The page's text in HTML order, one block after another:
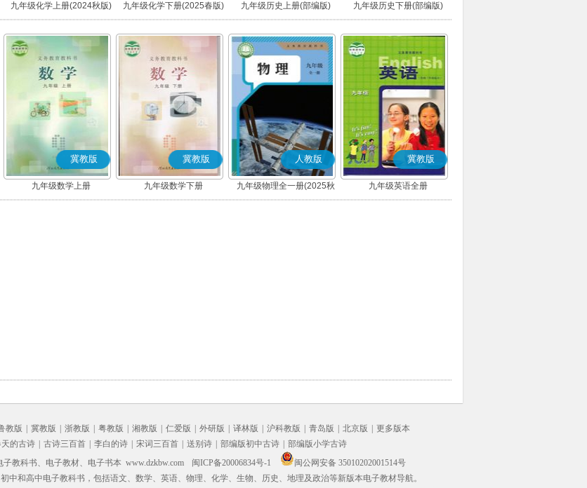
九年级化学上册(2024秋版) 九年级化学下册(2025春版) 九年级历史上册(部编版) 九年级历史下册(部编版)
冀教版
九年级数学上册
冀教版
九年级数学下册
人教版
九年级物理全一册(2025秋
版)
冀教版
九年级英语全册
教版 冀教版 浙教版 粤教版 湘教版 仁爱版 外研版 译林版 沪科教版 青岛版 北京版
更多版本
的古诗 古诗三百首 李白的诗 宋词三百首 送别诗 部编版初中古诗
部编版小学古诗
教科书、电子教材、电子书本 www.dzkbw.com 闽ICP备20006834号-1
闽公网安备 35010202001514号
中和高中电子教科书，包括语文、数学、英语、物理、化学、生物、历史、地理及政治等新版本电子教材导航。